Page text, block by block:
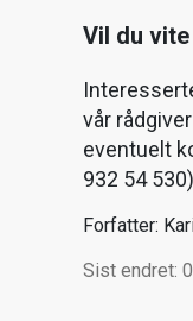
Vil du
vår
eventuelt
932 54
Forfatter:
Sist endret: